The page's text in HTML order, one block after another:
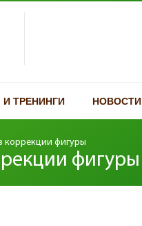
ТРЕНИНГИ НОВОСТИ
коррекции фигуры
фигуры